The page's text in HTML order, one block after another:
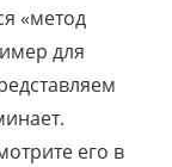
«метод
для
его в